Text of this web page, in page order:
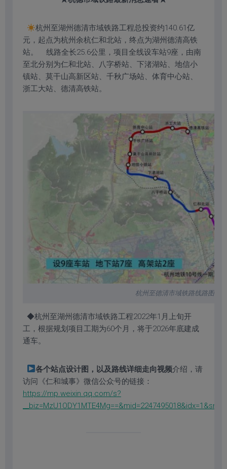
杭州至湖州德清市域铁路工程总投资约140.61亿
元，起点为杭州余杭仁和北站，终点为湖州德清高铁
站。 线路全长25.6公里，项目全线设车站9座，由南
至北分别为仁和北站、八字桥站、下渚湖站、地信小
镇站、莫干山高新区站、千秋广场站、体育中心站、
浙工大站、德清高铁站。
杭州至德清市域铁路线路图
◆杭州至湖州德清市域铁路工程2022年1月上旬开
工，根据规划项目工期为60个月，将于2026年底建成
通车。
各个站点设计图，以及路线详细走向视频介绍，请
访问《仁和城事》微信公众号的链接：
https://mp.weixin.qq.com/s?